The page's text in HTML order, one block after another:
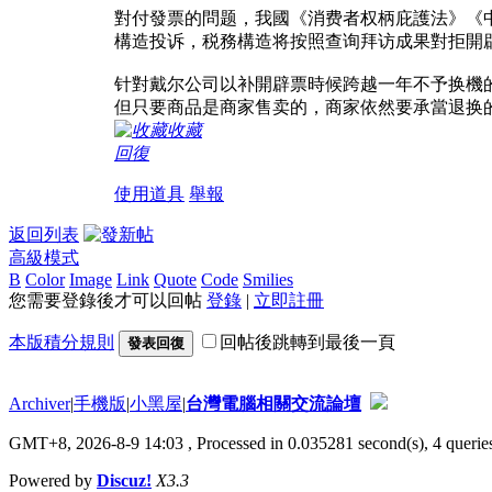
對付發票的問题，我國《消费者权柄庇護法》
構造投诉，税務構造将按照查询拜访成果對拒開
针對戴尔公司以补開辟票時候跨越一年不予换
但只要商品是商家售卖的，商家依然要承當退换
收藏
回復
使用道具 舉報
返回列表
高級模式
B Color Image Link Quote Code Smilies
您需要登錄後才可以回帖 登錄 | 立即註冊
本版積分規則 發表回復 回帖後跳轉到最後一頁
Archiver|手機版|小黑屋|台灣電腦相關交流論壇
GMT+8, 2026-8-9 14:03 , Processed in 0.035281 second(s), 4
Powered by Discuz! X3.3